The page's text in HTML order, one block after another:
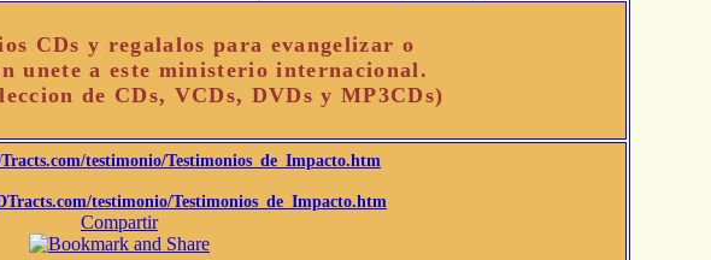
CDs y regalalos para evangelizar o
unete a este ministerio internacional.
de CDs, VCDs, DVDs y MP3CDs)
testimonio/Testimonios_de_Impacto.htm
testimonio/Testimonios_de_Impacto.htm
Compartir